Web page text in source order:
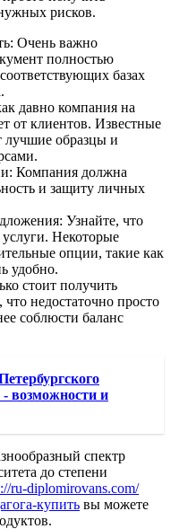
рисков.
Очень важно
полностью
базах
давно компания на
от клиентов. Известные
лучшие образцы и
Компания должна
и защиту личных
Узнайте, что
услуги. Некоторые
опции, такие как
удобно.
стоит получить
недостаточно просто
соблюсти баланс
- возможности и
спектр
до степени
ru-diplomirovans.com/
купить вы можете